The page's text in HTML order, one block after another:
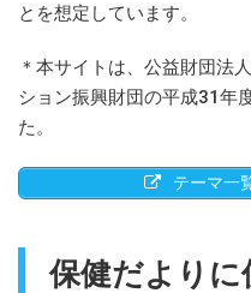
とを想定しています。
＊本サイトは、公益財団法
ション振興財団の平成31年
た。
テーマ一
保健だよりに